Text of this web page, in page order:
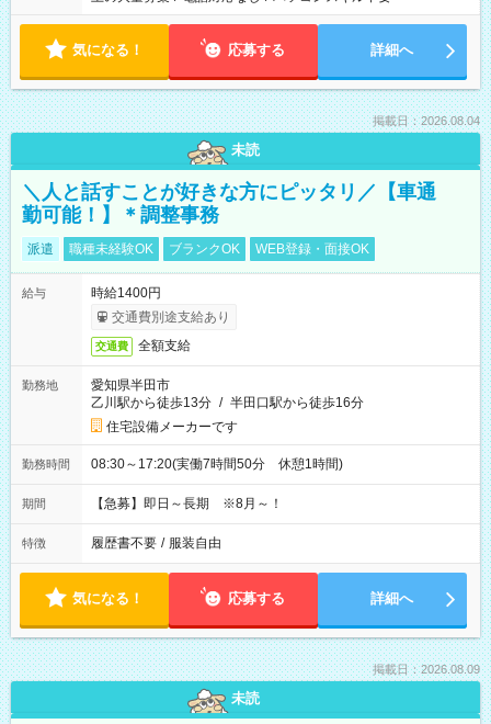
気になる！ 応募する 詳細へ
掲載日：2026.08.04
未読
＼人と話すことが好きな方にピッタリ／【車通
勤可能！】＊調整事務
派遣 職種未経験OK ブランクOK WEB登録・面接OK
給与
時給1400円
交通費別途支給あり
交通費 全額支給
勤務地
愛知県半田市
乙川駅から徒歩13分 / 半田口駅から徒歩16分
住宅設備メーカーです
勤務時間 08:30～17:20(実働7時間50分 休憩1時間)
期間 【急募】即日～長期 ※8月～！
特徴 履歴書不要 / 服装自由
気になる！ 応募する 詳細へ
掲載日：2026.08.09
未読